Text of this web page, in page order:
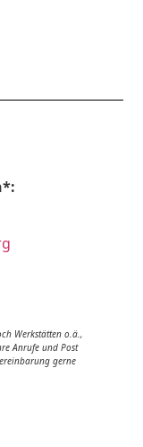
Werkstätten o.ä.,
Anrufe und Post
gerne